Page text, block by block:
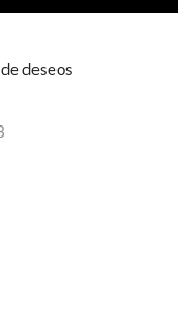
deseos